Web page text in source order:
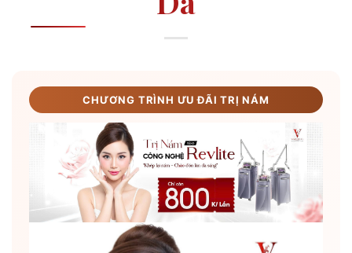
CHƯƠNG TRÌNH ƯU ĐÃI TRỊ NÁM